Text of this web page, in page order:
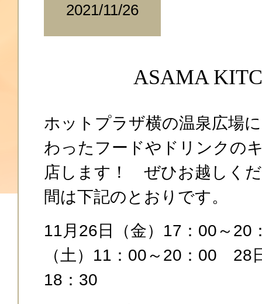
2021/11/26
ASAMA
ホットプラザ横の温泉広場
わったフードやドリンクの
店します！ ぜひお越しく
間は下記のとおりです。
11月26日（金）17：00～
（土）11：00～20：00 28
18：30